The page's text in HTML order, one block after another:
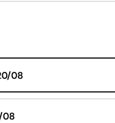
08
08